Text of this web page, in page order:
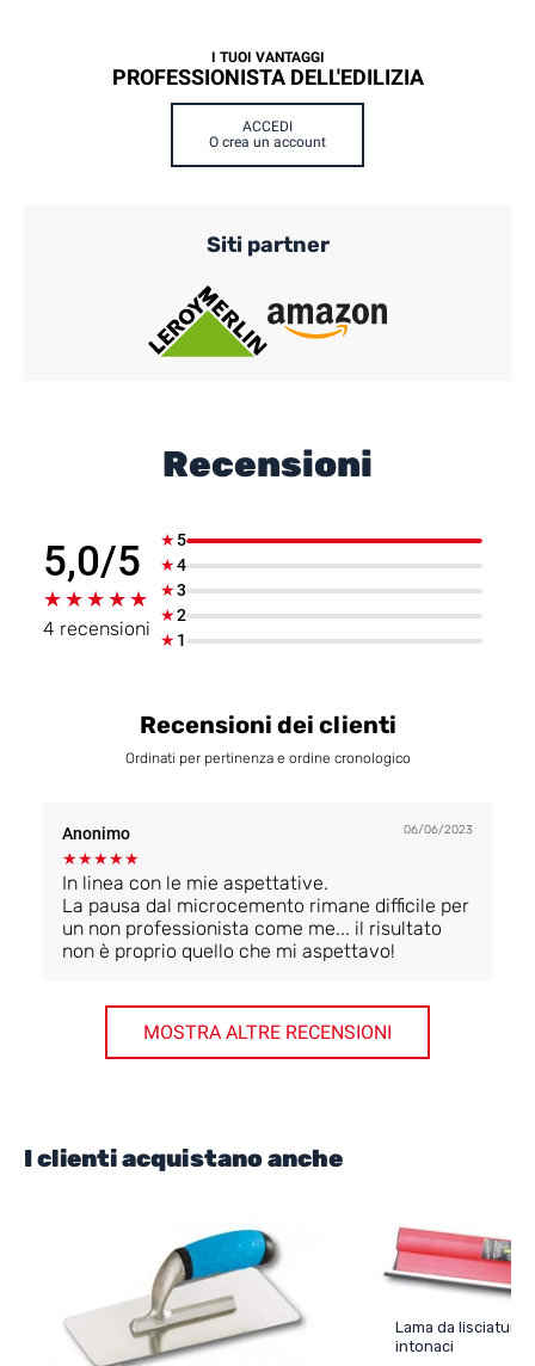
I TUOI VANTAGGI
PROFESSIONISTA DELL'EDILIZIA
ACCEDI
O crea un account
Siti partner
Recensioni
5,0/5
★★★★★
★★★★★
4 recensioni
★5
★4
★3
★2
★1
Recensioni dei clienti
Ordinati per pertinenza e ordine cronologico
Anonimo 06/06/2023
★★★★★
In linea con le mie aspettative.
La pausa dal microcemento rimane difficile per
un non professionista come me... il risultato
non è proprio quello che mi aspettavo!
MOSTRA ALTRE RECENSIONI
I clienti acquistano anche
Lama da lisciatura
intonaci